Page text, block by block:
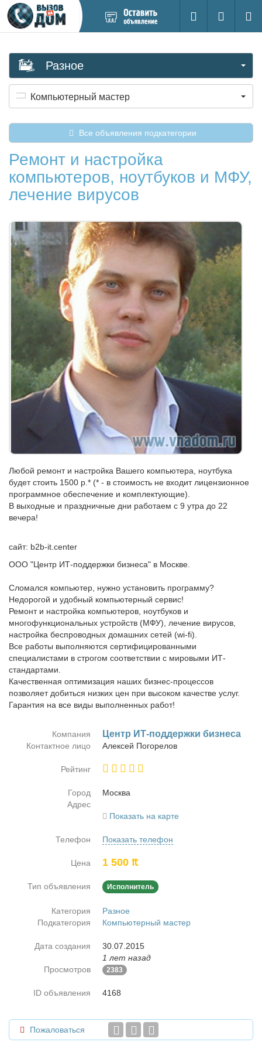
новое
Поиск
Вход на
Разное
Компьютерный мастер
Все объявления подкатегории
Ремонт и настройка
компьютеров, ноутбуков и МФУ,
лечение вирусов
Любой ремонт и настройка Вашего компьютера, ноутбука
будет стоить 1500 р.* (* - в стоимость не входит лицензионное
программное обеспечение и комплектующие).
В выходные и праздничные дни работаем с 9 утра до 22
вечера!
сайт: b2b-it.center
ООО "Центр ИТ-поддержки бизнеса" в Москве.
Сломался компьютер, нужно установить программу?
Недорогой и удобный компьютерный сервис!
Ремонт и настройка компьютеров, ноутбуков и
многофункциональных устройств (МФУ), лечение вирусов,
настройка беспроводных домашних сетей (wi-fi).
Все работы выполняются сертифицированными
специалистами в строгом соответствии с мировыми ИТ-
стандартами.
Качественная оптимизация наших бизнес-процессов
позволяет добиться низких цен при высоком качестве услуг.
Гарантия на все виды выполненных работ!
Компания Центр ИТ-под­держ­ки биз­не­са
Контактное лицо Алек­сей По­го­ре­лов
Рейтинг
Город
Москва
Адрес
Показать на карте
Телефон Показать телефон
Цена 1 500 ₶
Тип объявления Исполнитель
Категория
Разное
Подкатегория
Компьютерный мастер
Дата создания
30.07.2015
1 лет назад
Просмотров
2383
ID объявления 4168
Пожаловаться